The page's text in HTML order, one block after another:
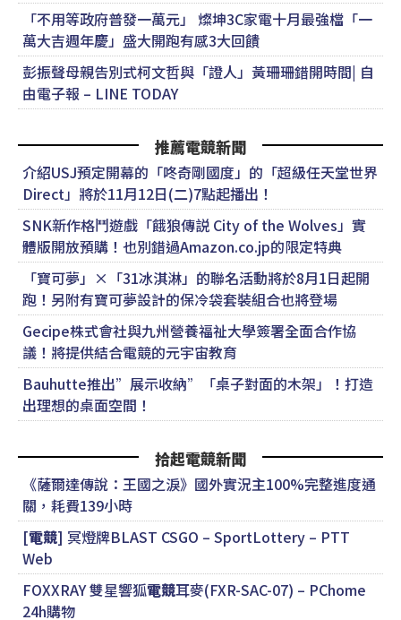
「不用等政府普發一萬元」 燦坤3C家電十月最強檔「一
萬大吉週年慶」盛大開跑有感3大回饋
彭振聲母親告別式柯文哲與「證人」黃珊珊錯開時間| 自
由電子報 – LINE TODAY
推薦電競新聞
介紹USJ預定開幕的「咚奇剛國度」的「超級任天堂世界
Direct」將於11月12日(二)7點起播出！
SNK新作格鬥遊戲「餓狼傳説 City of the Wolves」實
體版開放預購！也別錯過Amazon.co.jp的限定特典
「寶可夢」×「31冰淇淋」的聯名活動將於8月1日起開
跑！另附有寶可夢設計的保冷袋套裝組合也將登場
Gecipe株式會社與九州營養福祉大學簽署全面合作協
議！將提供結合電競的元宇宙教育
Bauhutte推出”展示收納”「桌子對面的木架」！打造
出理想的桌面空間！
拾起電競新聞
《薩爾達傳說：王國之淚》國外實況主100%完整進度通
關，耗費139小時
[電競] 冥燈牌BLAST CSGO – SportLottery – PTT
Web
FOXXRAY 雙星響狐電競耳麥(FXR-SAC-07) – PChome
24h購物